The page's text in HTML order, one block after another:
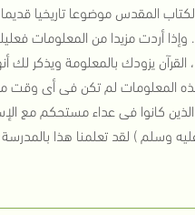
المقدس موضوعا تاريخيا
. وإذا أردت مزيدا من المعلومات
، القرآن يزودك بالمعلومة ويذكر
المعلومات لم تكن فى أى وقت
كانوا فى عداء مستحكم مع
وسلم ) لقد تعلمنا هذا